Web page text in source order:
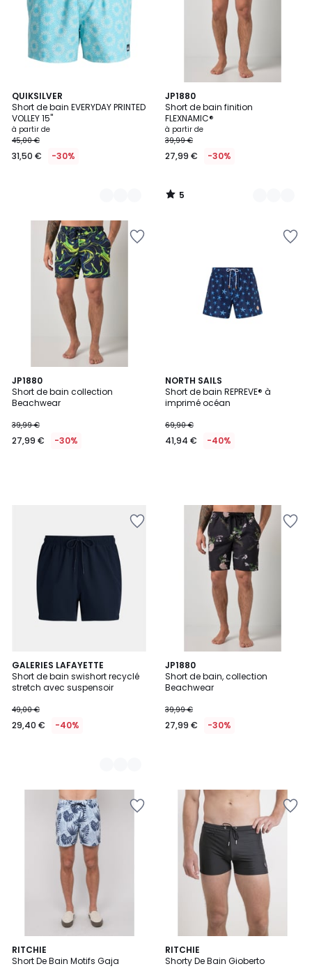
QUIKSILVER
Short de bain EVERYDAY PRINTED
VOLLEY 15"
à partir de
45,00 €
31,50 € -30%
5
Couleurs
JP1880
Short de bain finition
FLEXNAMIC®
à partir de
39,99 €
27,99 € -30%
5
/
5
3
Couleurs
5
/
JP1880
Short de bain collection
Beachwear
39,99 €
27,99 € -30%
NORTH SAILS
Short de bain REPREVE® à
imprimé océan
69,90 €
41,94 € -40%
GALERIES LAFAYETTE
Short de bain swishort recyclé
stretch avec suspensoir
49,00 €
29,40 € -40%
4
Couleurs
JP1880
Short de bain, collection
Beachwear
39,99 €
27,99 € -30%
RITCHIE
Short De Bain Motifs Gaja
RITCHIE
Shorty De Bain Gioberto
3
Couleurs